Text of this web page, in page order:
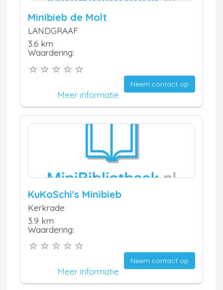
Minibieb de Molt
LANDGRAAF
3.6 km
Waardering:
Neem contact op
Meer informatie
KuKoSchi's Minibieb
Kerkrade
3.9 km
Waardering:
Neem contact op
Meer informatie